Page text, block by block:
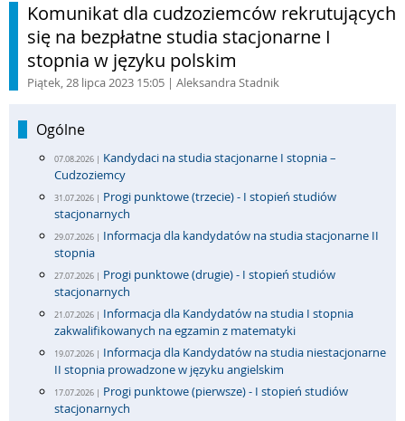
Komunikat dla cudzoziemców rekrutujących
się na bezpłatne studia stacjonarne I
stopnia w języku polskim
Piątek, 28 lipca 2023 15:05 | Aleksandra Stadnik
Ogólne
07.08.2026 | Kandydaci na studia stacjonarne I stopnia –
Cudzoziemcy
31.07.2026 | Progi punktowe (trzecie) - I stopień studiów
stacjonarnych
29.07.2026 | Informacja dla kandydatów na studia stacjonarne II
stopnia
27.07.2026 | Progi punktowe (drugie) - I stopień studiów
stacjonarnych
21.07.2026 | Informacja dla Kandydatów na studia I stopnia
zakwalifikowanych na egzamin z matematyki
19.07.2026 | Informacja dla Kandydatów na studia niestacjonarne
II stopnia prowadzone w języku angielskim
17.07.2026 | Progi punktowe (pierwsze) - I stopień studiów
stacjonarnych